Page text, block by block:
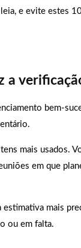
e evite estes
a
bem-
mais usados.
em que
estimativa mais
ou em falta.